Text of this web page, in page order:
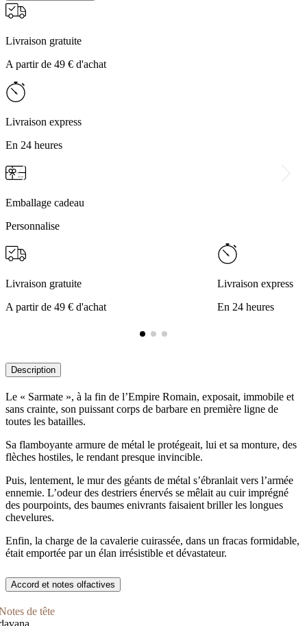
Livraison gratuite
A partir de 49 € d'achat
Livraison express
En 24 heures
Emballage cadeau
Personnalise
Livraison gratuite
A partir de 49 € d'achat
Livraison express
En 24 heures
Description
Le « Sarmate », à la fin de l’Empire Romain, exposait, immobile et
sans crainte, son puissant corps de barbare en première ligne de
toutes les batailles.
Sa flamboyante armure de métal le protégeait, lui et sa monture, des
flèches hostiles, le rendant presque invincible.
Puis, lentement, le mur des géants de métal s’ébranlait vers l’armée
ennemie. L’odeur des destriers énervés se mêlait au cuir imprégné
des pourpoints, des baumes enivrants faisaient briller les longues
chevelures.
Enfin, la charge de la cavalerie cuirassée, dans un fracas formidable,
était emportée par un élan irrésistible et dévastateur.
Accord et notes olfactives
de tête